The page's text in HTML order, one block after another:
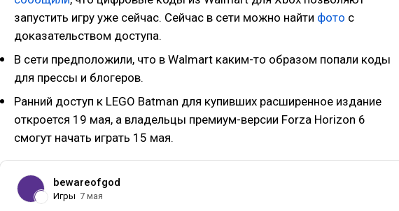
запустить игру уже сейчас. Сейчас в сети можно найти фото с
доказательством доступа.
В сети предположили, что в Walmart каким-то образом попали коды
для прессы и блогеров.
Ранний доступ к LEGO Batman для купивших расширенное издание
откроется 19 мая, а владельцы премиум-версии Forza Horizon 6
смогут начать играть 15 мая.
bewareofgod
Игры 7 мая